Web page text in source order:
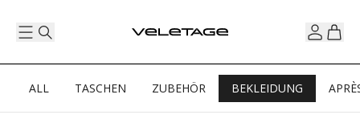
ALL TASCHEN ZUBEHÖR BEKLEIDUNG